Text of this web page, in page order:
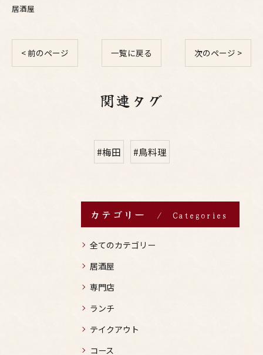
居酒屋
< 前のページ 一覧に戻る 次のページ >
関連タグ
#梅田 #鳥料理
カテゴリー Categories
全てのカテゴリー
居酒屋
専門店
ランチ
テイクアウト
コース